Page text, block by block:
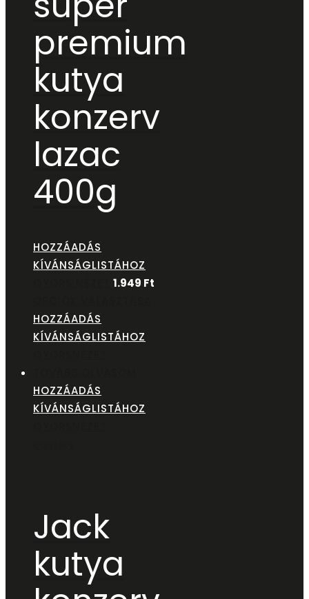
premium
kutya
konzerv
lazac
400g
HOZZÁADÁS
KÍVÁNSÁGLISTÁHOZ
1.949 Ft
HOZZÁADÁS
KÍVÁNSÁGLISTÁHOZ
HOZZÁADÁS
KÍVÁNSÁGLISTÁHOZ
Jack
kutya